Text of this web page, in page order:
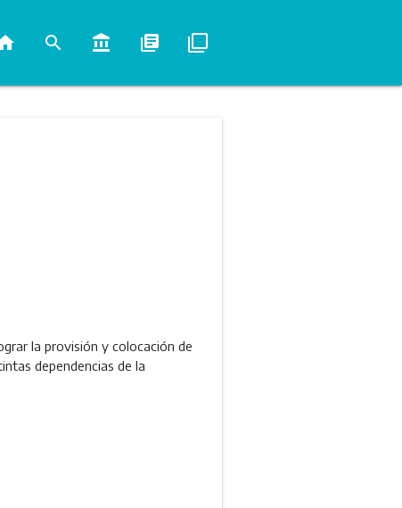
search account_balance library_books filter_none
la provisión y colocación de
dependencias de la